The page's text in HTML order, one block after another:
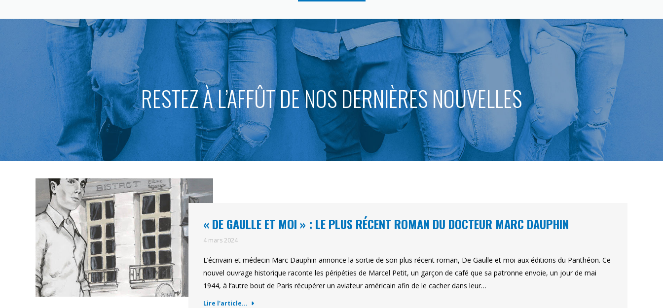
RESTEZ À L’AFFÛT DE NOS DERNIÈRES NOUVELLES
« DE GAULLE ET MOI » : LE PLUS RÉCENT ROMAN DU DOCTEUR MARC DAUPHIN
4 mars 2024
L’écrivain et médecin Marc Dauphin annonce la sortie de son plus récent roman, De Gaulle et moi aux éditions du Panthéon. Ce
nouvel ouvrage historique raconte les péripéties de Marcel Petit, un garçon de café que sa patronne envoie, un jour de mai
1944, à l’autre bout de Paris récupérer un aviateur américain afin de le cacher dans leur…
Lire l'article...